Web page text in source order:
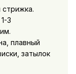
3
плавный
затылок